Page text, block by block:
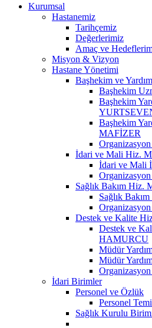
Kurumsal
Hastanemiz
Tarihçemiz
Değerlerimiz
Amaç ve
Misyon & Vizyon
Hastane Yönetimi
Başhekim ve
Başhekim
Başhekim
Başhekim
MAFİZER
Organizasyon
İdari ve Mali Hiz.
İdari ve Mali
Organizasyon
Sağlık Bakım Hiz.
Sağlık
Organizasyon
Destek ve Kalite
Destek ve
HAMURCU
Müdür
Müdür
Organizasyon
İdari Birimler
Personel ve Özlük
Personel
Sağlık Kurulu